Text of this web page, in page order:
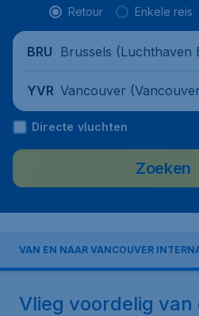
Retour Enkele reis
BRU Brussels (Luchthaven
YVR Vancouver
port), Canada
Directe vluchten
Zoeken
VAN EN NAAR VANCOUVER
Vlieg voordelig van